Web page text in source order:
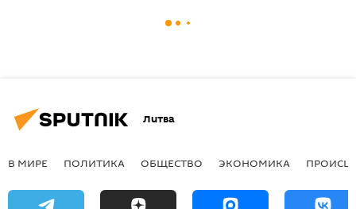
Литва
В МИРЕ ПОЛИТИКА ОБЩЕСТВО ЭКОНОМИКА